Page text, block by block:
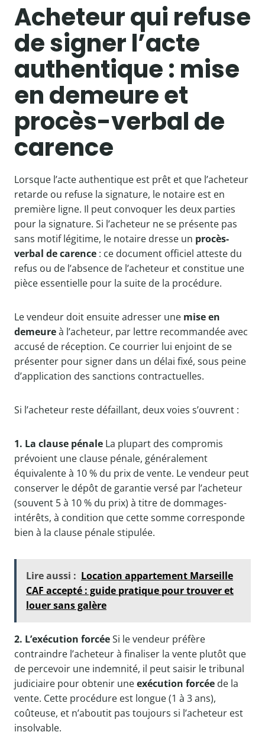
Acheteur qui refuse
de signer l’acte
authentique : mise
en demeure et
procès-verbal de
carence
Lorsque l’acte authentique est prêt et que l’acheteur
retarde ou refuse la signature, le notaire est en
première ligne. Il peut convoquer les deux parties
pour la signature. Si l’acheteur ne se présente pas
sans motif légitime, le notaire dresse un procès-
verbal de carence : ce document officiel atteste du
refus ou de l’absence de l’acheteur et constitue une
pièce essentielle pour la suite de la procédure.
Le vendeur doit ensuite adresser une mise en
demeureà l’acheteur, par lettre recommandée avec
accusé de réception. Ce courrier lui enjoint de se
présenter pour signer dans un délai fixé, sous peine
d’application des sanctions contractuelles.
Si l’acheteur reste défaillant, deux voies s’ouvrent :
1. La clause pénale La plupart des compromis
prévoient une clause pénale, généralement
équivalente à 10 % du prix de vente. Le vendeur peut
conserver le dépôt de garantie versé par l’acheteur
(souvent 5 à 10 % du prix) à titre de dommages-
intérêts, à condition que cette somme corresponde
bien à la clause pénale stipulée.
Lire aussi : Location appartement Marseille
CAF accepté : guide pratique pour trouver et
louer sans galère
2. L’exécution forcéeSi le vendeur préfère
contraindre l’acheteur à finaliser la vente plutôt que
de percevoir une indemnité, il peut saisir le tribunal
judiciaire pour obtenir uneexécution forcée de la
vente. Cette procédure est longue (1 à 3 ans),
coûteuse, et n’aboutit pas toujours si l’acheteur est
insolvable.